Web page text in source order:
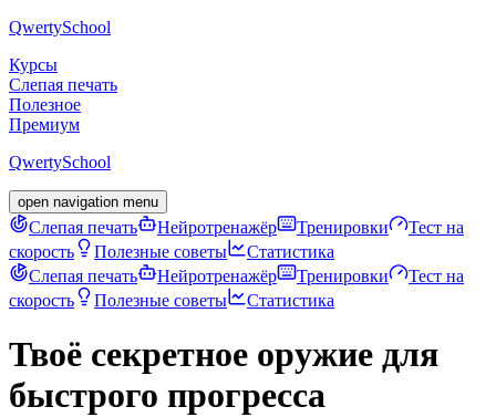
QwertySchool
Курсы
Слепая печать
Полезное
Премиум
QwertySchool
open navigation menu
Слепая печать Нейротренажёр Тренировки
Тест на
скорость
Полезные советы
Статистика
Слепая печать
Нейротренажёр Тренировки
Тест на
скорость
Полезные советы Статистика
Твоё секретное оружие для
быстрого прогресса